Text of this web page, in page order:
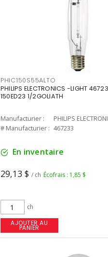
PHIC150S55ALTO
PHILIPS ELECTRONICS -LIGHT
150ED23 1/2GOLIATH
Manufacturier :
PHILIPS
# Manufacturier : 467233
En inventaire
29,13 $ / ch Écofrais : 1,85 $
ch
AJOUTER AU
PANIER